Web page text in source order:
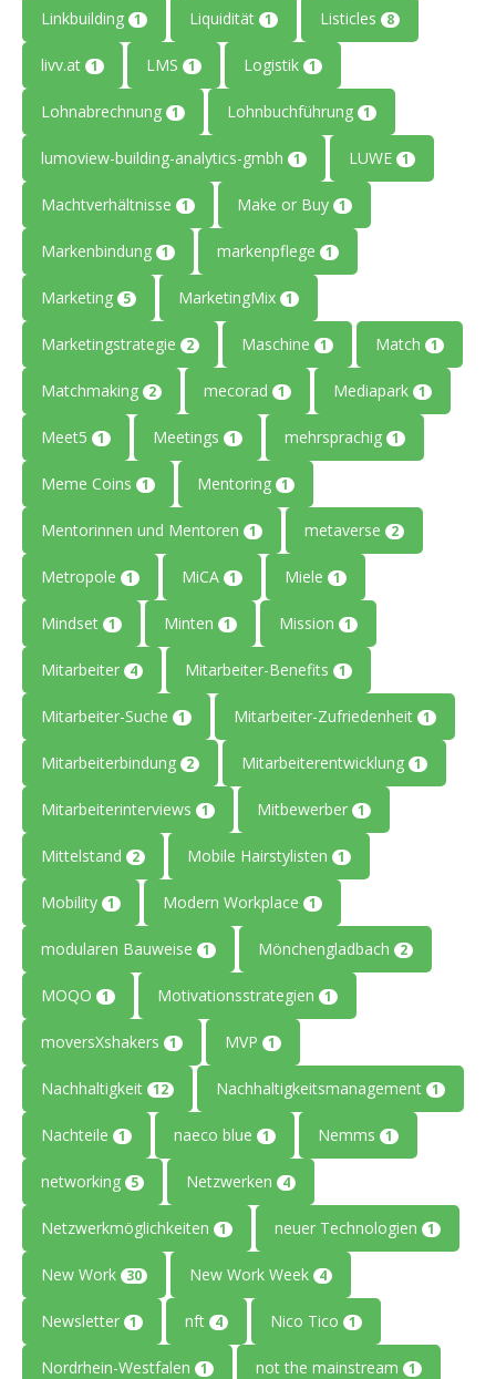
Linkbuilding 1 Liquidität 1 Listicles 8
livv.at 1 LMS 1 Logistik 1
Lohnabrechnung 1 Lohnbuchführung 1
lumoview-building-analytics-gmbh 1 LUWE 1
Machtverhältnisse 1 Make or Buy 1
Markenbindung 1 markenpflege 1
Marketing 5 MarketingMix 1
Marketingstrategie 2 Maschine 1 Match 1
Matchmaking 2 mecorad 1 Mediapark 1
Meet5 1 Meetings 1 mehrsprachig 1
Meme Coins 1 Mentoring 1
Mentorinnen und Mentoren 1 metaverse 2
Metropole 1 MiCA 1 Miele 1
Mindset 1 Minten 1 Mission 1
Mitarbeiter 4 Mitarbeiter-Benefits 1
Mitarbeiter-Suche 1 Mitarbeiter-Zufriedenheit 1
Mitarbeiterbindung 2 Mitarbeiterentwicklung 1
Mitarbeiterinterviews 1 Mitbewerber 1
Mittelstand 2 Mobile Hairstylisten 1
Mobility 1 Modern Workplace 1
modularen Bauweise 1 Mönchengladbach 2
MOQO 1 Motivationsstrategien 1
moversXshakers 1 MVP 1
Nachhaltigkeit 12 Nachhaltigkeitsmanagement 1
Nachteile 1 naeco blue 1 Nemms 1
networking 5 Netzwerken 4
Netzwerkmöglichkeiten 1 neuer Technologien 1
New Work 30 New Work Week 4
Newsletter 1 nft 4 Nico Tico 1
Nordrhein-Westfalen 1 not the mainstream 1